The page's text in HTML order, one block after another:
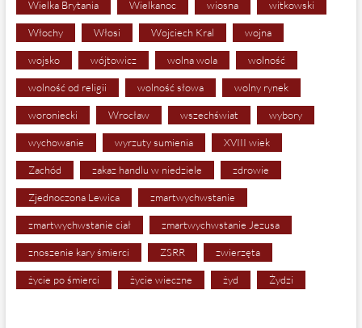
Wielka Brytania Wielkanoc wiosna witkowski
Włochy Włosi Wojciech Kral wojna
wojsko wójtowicz wolna wola wolność
wolność od religii wolność słowa wolny rynek
woroniecki Wrocław wszechświat wybory
wychowanie wyrzuty sumienia XVIII wiek
Zachód zakaz handlu w niedziele zdrowie
Zjednoczona Lewica zmartwychwstanie
zmartwychwstanie ciał zmartwychwstanie Jezusa
znoszenie kary śmierci ZSRR zwierzęta
życie po śmierci życie wieczne żyd Żydzi